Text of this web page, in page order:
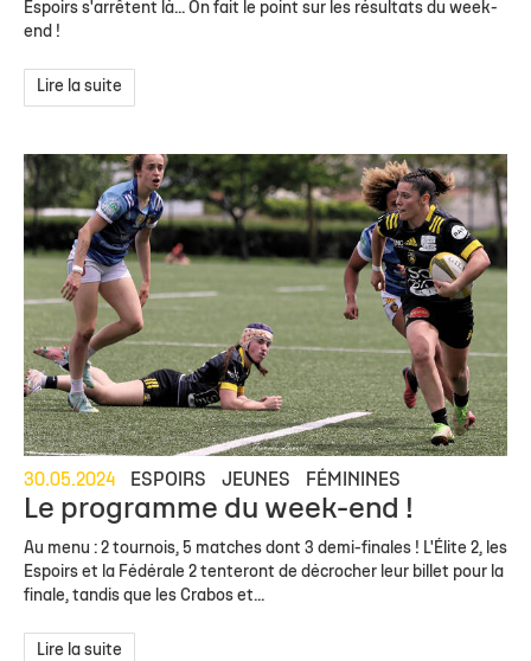
Espoirs s'arrêtent là... On fait le point sur les résultats du week-
end !
Lire la suite
30.05.2024 ESPOIRS JEUNES FÉMININES
Le programme du week-end !
Au menu : 2 tournois, 5 matches dont 3 demi-finales ! L'Élite 2, les
Espoirs et la Fédérale 2 tenteront de décrocher leur billet pour la
finale, tandis que les Crabos et...
Lire la suite